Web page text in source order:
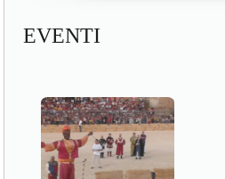
EVENTI